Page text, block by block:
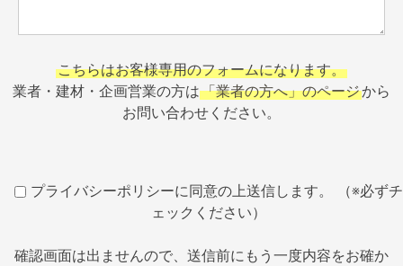
こちらはお客様専用のフォームになります。
業者・建材・企画営業の方は「業者の方へ」のページから
お問い合わせください。
プライバシーポリシーに同意の上送信します。 （※必ずチ
ェックください）
確認画面は出ませんので、送信前にもう一度内容をお確か